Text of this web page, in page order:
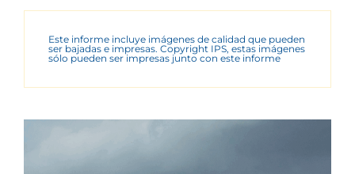
Este informe incluye imágenes de calidad que pueden
ser bajadas e impresas. Copyright IPS, estas imágenes
sólo pueden ser impresas junto con este informe